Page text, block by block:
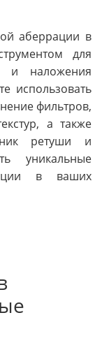
аберрации в
для
и наложения
использовать
фильтров,
а также
ретуши и
уникальные
в ваших